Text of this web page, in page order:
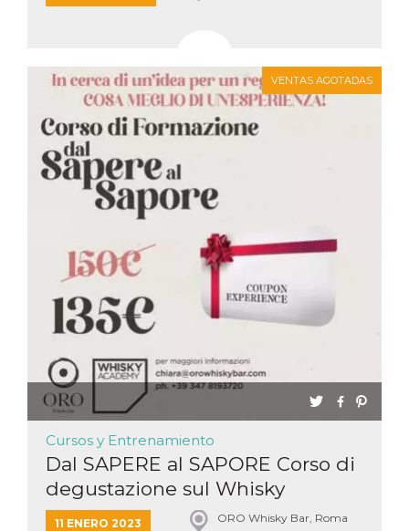
VENTAS AGOTADAS
Cursos y Entrenamiento
Dal SAPERE al SAPORE Corso di
degustazione sul Whisky
11 ENERO 2023 ORO Whisky Bar, Roma